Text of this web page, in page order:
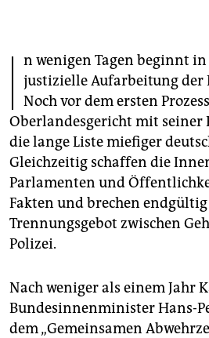
genossenschaft
epaper login
I n wenigen Tagen beginnt
justizielle Aufarbeitung der
Noch vor dem ersten
Oberlandesgericht mit
die lange Liste miefiger
Gleichzeitig schaffen die
Parlamenten und
Fakten und brechen
Trennungsgebot zwischen
Polizei.
Nach weniger als einem Jahr
Bundesinnenminister Hans-
dem „Gemeinsamen